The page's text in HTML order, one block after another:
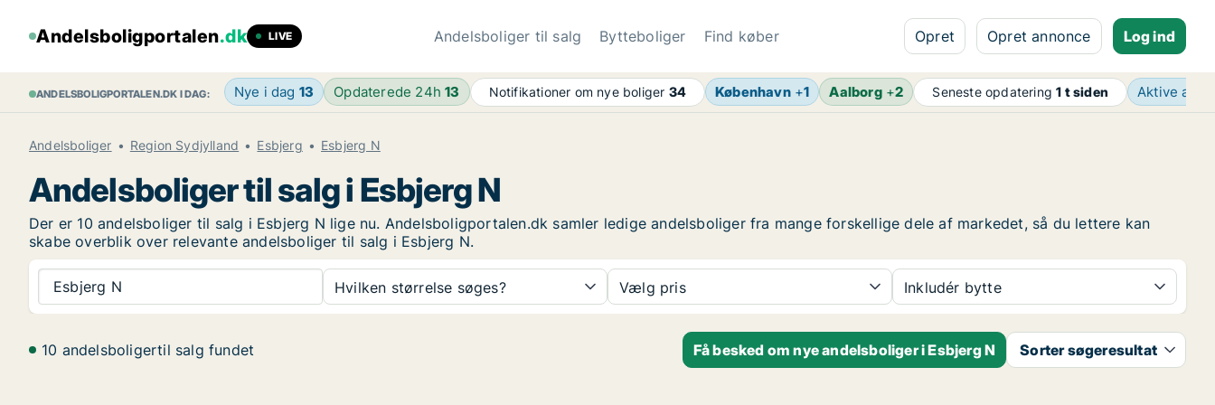
Andelsboligportalen.dk LIVE Andelsboliger til salg Bytteboliger Find køber Opret Opret annonce Log ind
ANDELSBOLIGPORTALEN.DK I DAG: Nye i dag 13 Opdaterede 24h13 Notifikationer om nye boliger 34 København+1 Aalborg+2 Seneste opdatering1 t siden Aktive
Andelsboliger Region Sydjylland Esbjerg Esbjerg N
Andelsboliger til salg i Esbjerg N
Der er 10 andelsboliger til salg i Esbjerg N lige nu. Andelsboligportalen.dk samler ledige andelsboliger fra mange forskellige dele af markedet, så du lettere kan
skabe overblik over relevante andelsboliger til salg i Esbjerg N.
Esbjerg N Hvilken størrelse søges? Vælg pris Inkludér bytte
10 andelsboligertil salg fundet Få besked om nye andelsboliger i Esbjerg N Sorter søgeresultat